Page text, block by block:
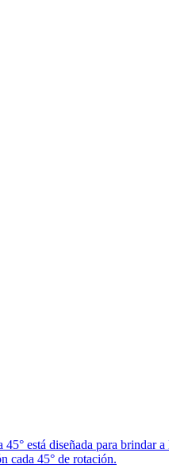
está diseñada para brindar
cada 45° de rotación.